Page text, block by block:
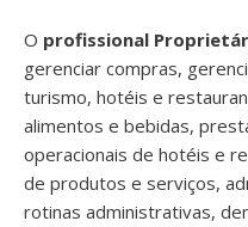
O profissional
gerenciar compras,
turismo, hotéis e
alimentos e bebidas,
operacionais de hotéis e
de produtos e serviços,
rotinas administrativas,